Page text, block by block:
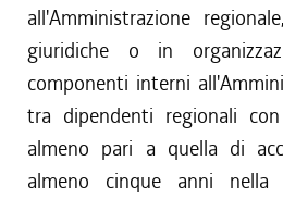
all'Amministrazione
giuridiche o in
componenti interni
tra dipendenti regionali
almeno pari a quella di
almeno cinque anni